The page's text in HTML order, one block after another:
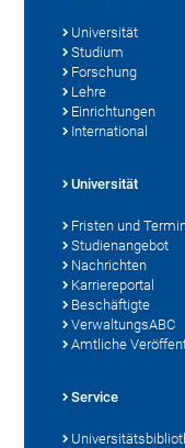
Universität
Studium
Forschung
Lehre
Einrichtungen
International
Universität
Fristen und
Studienangebot
Nachrichten
Karriereportal
Beschäftigte
VerwaltungsABC
Amtliche
Service